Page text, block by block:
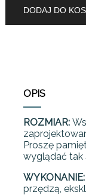
DODAJ DO
OPIS
ROZMIAR:
Proszę
wyglądać tak
WYKONANIE:
przędzą,